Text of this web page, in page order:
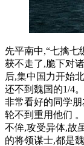
先平南中,“七擒七
获不走了,脆下对
后,集中国力开始
还不到魏国的1/4
非常看好的同学
轮不到重用他们
不侔,攻受异体,故
的将领谋士,都是